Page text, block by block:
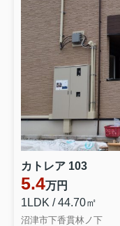
カトレア 103
5.4万円
1LDK / 44.70㎡
沼津市下香貫林ノ下